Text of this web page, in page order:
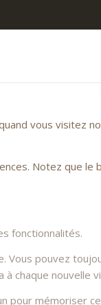
vous visitez
Notez que
fonctionnalités.
Vous pouvez
chaque nouvelle
pour mémoriser